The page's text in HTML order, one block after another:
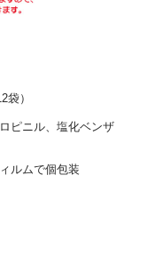
）
ピニル、塩化ベンザ
ルムで個包装